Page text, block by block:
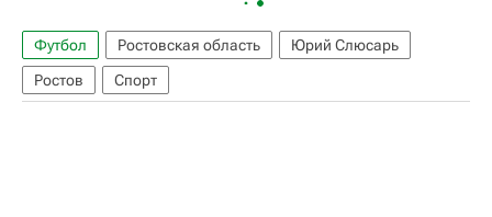
Футбол Ростовская область
Юрий Слюсарь
Ростов
Спорт